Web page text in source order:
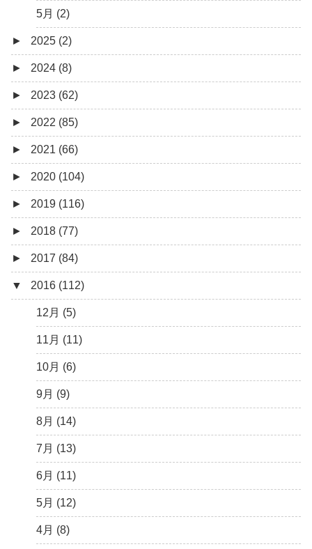
5月 (2)
► 2025 (2)
12月 (1)
6月 (1)
► 2024 (8)
8月 (1)
7月 (1)
5月 (2)
4月 (3)
3月 (1)
► 2023 (62)
9月 (1)
8月 (1)
7月 (8)
6月 (5)
5月 (7)
4月 (9)
3月 (15)
2月 (6)
1月 (10)
► 2022 (85)
12月 (3)
10月 (1)
9月 (4)
8月 (5)
7月 (5)
6月 (8)
5月 (13)
4月 (12)
3月 (13)
2月 (14)
1月 (7)
► 2021 (66)
12月 (4)
11月 (8)
10月 (1)
8月 (2)
7月 (4)
6月 (6)
5月 (5)
4月 (10)
3月 (5)
2月 (11)
1月 (10)
► 2020 (104)
12月 (7)
11月 (10)
10月 (8)
9月 (5)
8月 (9)
7月 (8)
6月 (3)
5月 (10)
4月 (7)
3月 (8)
2月 (19)
1月 (10)
► 2019 (116)
12月 (9)
11月 (11)
10月 (9)
9月 (16)
8月 (9)
7月 (11)
6月 (5)
5月 (8)
4月 (12)
3月 (9)
2月 (8)
1月 (9)
► 2018 (77)
12月 (6)
11月 (4)
10月 (8)
9月 (12)
8月 (4)
7月 (7)
6月 (7)
5月 (7)
4月 (6)
3月 (6)
2月 (4)
► 2017 (84)
12月 (5)
11月 (3)
10月 (5)
9月 (1)
8月 (4)
7月 (6)
6月 (6)
5月 (7)
4月 (9)
3月 (13)
▼ 2016 (112)
12月 (5)
11月 (11)
10月 (6)
9月 (9)
8月 (14)
7月 (13)
6月 (11)
5月 (12)
4月 (8)